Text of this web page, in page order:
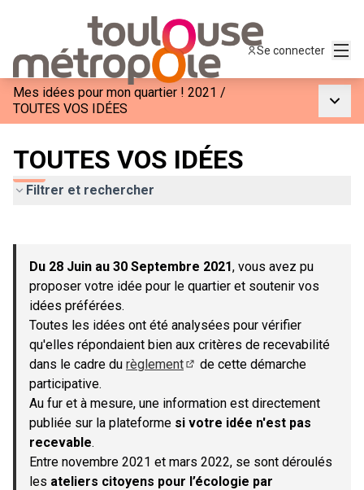
Se connecter
Mes idées pour mon quartier ! 2021 /
TOUTES VOS IDÉES
TOUTES VOS IDÉES
Filtrer et rechercher
−
Du 28 Juin au 30 Septembre 2021, vous avez pu
proposer votre idée pour le quartier et soutenir vos
idées préférées.
Toutes les idées ont été analysées pour vérifier
qu'elles répondaient bien aux critères de recevabilité
dans le cadre du règlement
de cette démarche
participative.
Au fur et à mesure, une information est directement
publiée sur la plateforme si votre idée n'est pas
recevable.
Entre novembre 2021 et mars 2022, se sont déroulés
les ateliers citoyens pour l’écologie par